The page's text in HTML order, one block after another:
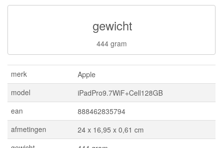
gewicht
444 gram
merk
Apple
model
iPadPro9.7WiF+Cell128GB
ean
888462835794
afmetingen
24 x 16,95 x 0,61 cm